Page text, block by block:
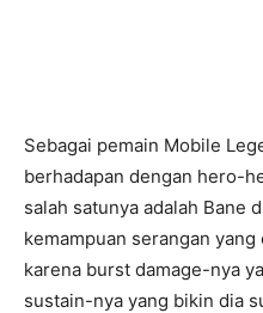
Sebagai pemain Mobile
berhadapan dengan hero-
salah satunya adalah Bane
kemampuan serangan
karena burst damage-nya
sustain-nya yang bikin dia